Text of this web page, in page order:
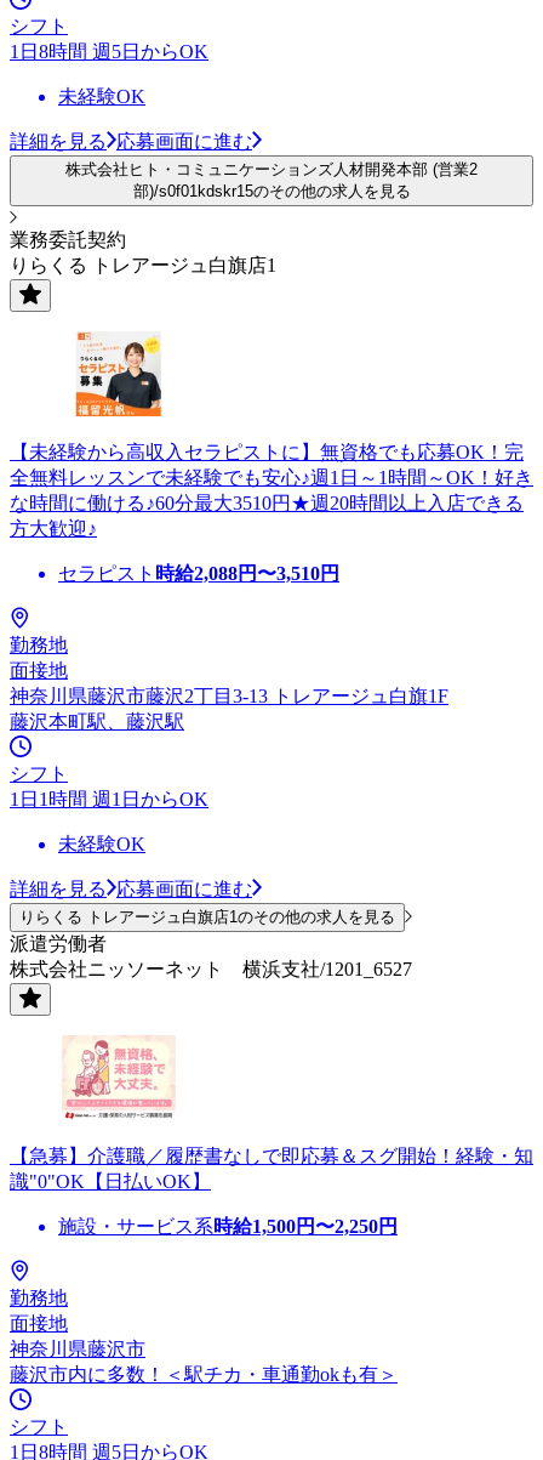
シフト
1日8時間 週5日からOK
未経験OK
詳細を見る 応募画面に進む
株式会社ヒト・コミュニケーションズ人材開発本部 (営業2
部)/s0f01kdskr15のその他の求人を見る
業務委託契約
りらくる トレアージュ白旗店1
【未経験から高収入セラピストに】無資格でも応募OK！完
全無料レッスンで未経験でも安心♪週1日～1時間～OK！好き
な時間に働ける♪60分最大3510円★週20時間以上入店できる
方大歓迎♪
セラピスト 時給2,088円〜3,510円
勤務地
面接地
神奈川県藤沢市藤沢2丁目3-13 トレアージュ白旗1F
藤沢本町駅、藤沢駅
シフト
1日1時間 週1日からOK
未経験OK
詳細を見る 応募画面に進む
りらくる トレアージュ白旗店1のその他の求人を見る
派遣労働者
株式会社ニッソーネット 横浜支社/1201_6527
【急募】介護職／履歴書なしで即応募＆スグ開始！経験・知
識"0"OK【日払いOK】
施設・サービス系時給1,500円〜2,250円
勤務地
面接地
神奈川県藤沢市
藤沢市内に多数！＜駅チカ・車通勤okも有＞
シフト
1日8時間 週5日からOK